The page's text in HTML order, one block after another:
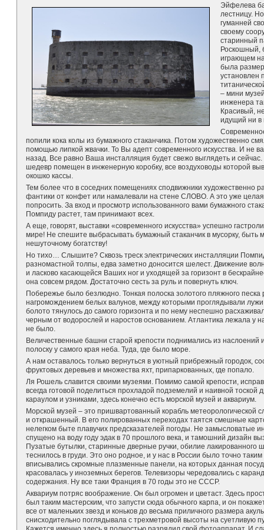
Эйфелева
лестницу.
гуманней
своему
старинный
Роскошный,
играющем
была
установлен
– мини
инженера
Красивый,
идущий ни в
попили кока колы из бумажного стаканчика. Потом художественно
помощью липкой жвачки. То Вы адепт современного искусства. И не
назад. Все равно Ваша инсталляция будет свежо выглядеть и
шедевр помещен в инженерную коробку, все воздуховоды которой
окошко кассы.
Тем более что в соседних помещениях сподвижники художественно
фантики от конфет или намалевали на стене СЛОВО. А это уже целая
попросить. За вход и просмотр использованного вами бумажного
Помпиду растет, там принимают всех.
А еще, говорят, выставки «современного искусства» успешно
мире! Не спешите выбрасывать бумажный стаканчик в мусорку, быть
нешуточному богатству!
Но тихо… Слышите? Сквозь треск электрических инсталляции
разномастной толпы, едва заметно доносится шелест. Движение
и ласково касающейся Ваших ног и уходящей за горизонт в
она совсем рядом. Достаточно сесть за руль и повернуть ключ.
Побережье было безлюдно. Тонкая полоска золотого пляжного песка
нагромождением белых валунов, между которыми проглядывали
болото тянулось до самого горизонта и по нему неспешно
черным от водорослей и наростов основанием. Атлантика лежала у
не было.
Величественные башни старой крепости поднимались из
полоску у самого края неба. Туда, где было море.
А нам оставалось только вернуться в уютный прибрежный городок,
фруктовых деревьев и множества яхт, припаркованных, где попало.
Ля Рошель славится своими музеями. Помимо самой крепости,
всегда готовой поделиться прохладой подземелий и наивной
караулом и узниками, здесь конечно есть морской музей и аквариум.
Морской музей – это пришвартованный корабль метеорологической
и открашенный. В его полированных переходах таятся смешные
нелегком быте плавучих предсказателей погоды. Не замысловатые
спущено на воду году эдак в 70 прошлого века, и тамошний дизайн
Пузатые бутылки, старинные дверные ручки, обилие
теснилось в груди. Это оно родное, и у нас в России было точно
вписывались скромные плазменные панели, на которых данная
красовалась у иноземных берегов. Телевизоры чередовались с
содержания. Ну все таки Франция в 70 годы это не СССР.
Аквариум потряс воображение. Он был огромен и цветаст. Здесь
был таким мастерским, что запусти сюда обычного карпа, и он
все от маленьких звезд и коньков до весьма приличного размера
снисходительно поглядывала с трехметровой высоты на суетливую